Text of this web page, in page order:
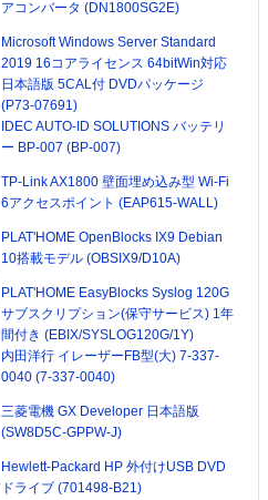
アコンバータ (DN1800SG2E)
Microsoft Windows Server Standard
2019 16コアライセンス 64bitWin対応
日本語版 5CAL付 DVDパッケージ
(P73-07691)
IDEC AUTO-ID SOLUTIONS バッテリ
ー BP-007 (BP-007)
TP-Link AX1800 壁面埋め込み型 Wi-Fi
6アクセスポイント (EAP615-WALL)
PLAT'HOME OpenBlocks IX9 Debian
10搭載モデル (OBSIX9/D10A)
PLAT'HOME EasyBlocks Syslog 120G
サブスクリプション(保守サービス) 1年
間付き (EBIX/SYSLOG120G/1Y)
内田洋行 イレーザーFB型(大) 7-337-
0040 (7-337-0040)
三菱電機 GX Developer 日本語版
(SW8D5C-GPPW-J)
Hewlett-Packard HP 外付けUSB DVD
ドライブ (701498-B21)